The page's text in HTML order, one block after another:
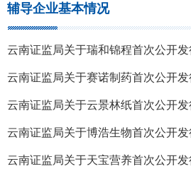
辅导企业基本情况